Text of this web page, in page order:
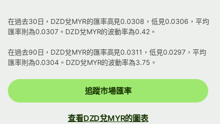
在過去30日，DZD兌MYR的匯率高見0.0308，低見0.0306，平均
匯率則為0.0307。DZD兌MYR的波動率為0.42。
在過去90日，DZD兌MYR的匯率高見0.0311，低見0.0297，平均
匯率則為0.0304。DZD兌MYR的波動率為3.75。
追蹤市場匯率
查看DZD兌MYR的圖表